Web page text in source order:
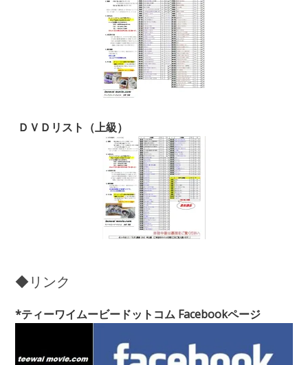
ＤＶＤリスト（上級）
◆リンク
*ティーワイムービードットコム Facebookページ